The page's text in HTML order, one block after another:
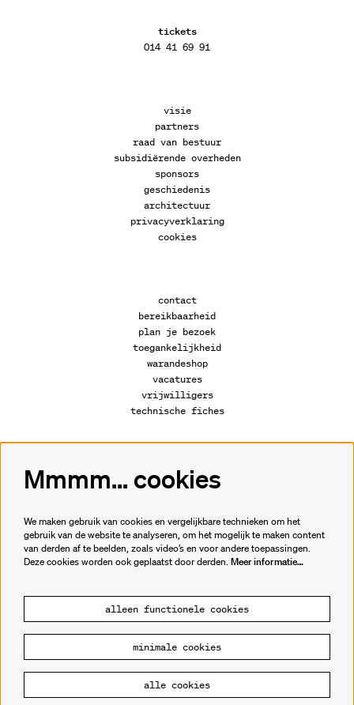
tickets
014 41 69 91
visie
partners
raad van bestuur
subsidiërende overheden
sponsors
geschiedenis
architectuur
privacyverklaring
cookies
contact
bereikbaarheid
plan je bezoek
toegankelijkheid
warandeshop
vacatures
vrijwilligers
technische fiches
Volg ons
Meld je aan voor de nieuwsbrief.
© Cultuurhuis de Warande
Powered byCultureSuite
Mmmm... cookies
We maken gebruik van cookies en vergelijkbare technieken om het
gebruik van de website te analyseren, om het mogelijk te maken content
van derden af te beelden, zoals video’s en voor andere toepassingen.
Deze cookies worden ook geplaatst door derden. Meer informatie…
alleen functionele cookies
minimale cookies
alle cookies